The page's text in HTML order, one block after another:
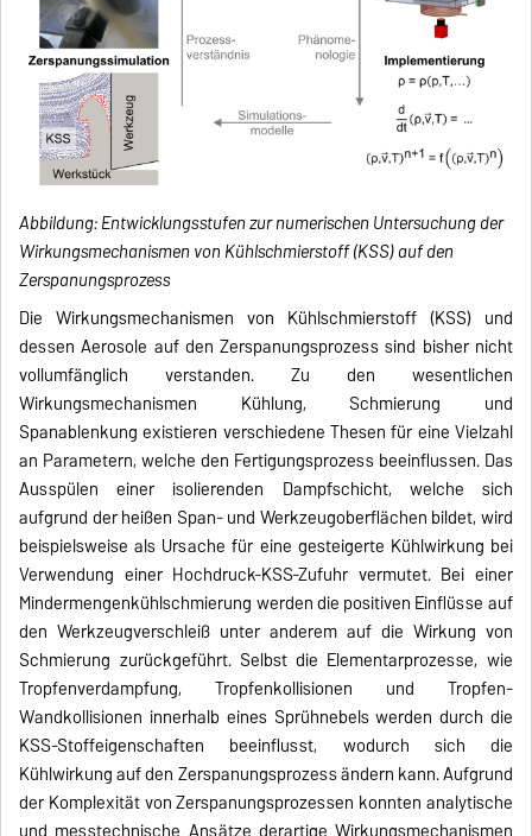
Abbildung: Entwicklungsstufen zur numerischen Untersuchung der
Wirkungsmechanismen von Kühlschmierstoff (KSS) auf den
Zerspanungsprozess
Die Wirkungsmechanismen von Kühlschmierstoff (KSS) und
dessen Aerosole auf den Zerspanungsprozess sind bisher nicht
vollumfänglich verstanden. Zu den wesentlichen
Wirkungsmechanismen Kühlung, Schmierung und
Spanablenkung existieren verschiedene Thesen für eine Vielzahl
an Parametern, welche den Fertigungsprozess beeinflussen. Das
Ausspülen einer isolierenden Dampfschicht, welche sich
aufgrund der heißen Span- und Werkzeugoberflächen bildet, wird
beispielsweise als Ursache für eine gesteigerte Kühlwirkung bei
Verwendung einer Hochdruck‑KSS‑Zufuhr vermutet. Bei einer
Mindermengen­kühlschmierung werden die positiven Einflüsse auf
den Werkzeugverschleiß unter anderem auf die Wirkung von
Schmierung zurückgeführt. Selbst die Elementarprozesse, wie
Tropfenverdampfung, Tropfenkollisionen und Tropfen-
Wandkollisionen innerhalb eines Sprühnebels werden durch die
KSS-Stoffeigenschaften beeinflusst, wodurch sich die
Kühlwirkung auf den Zerspanungsprozess ändern kann. Aufgrund
der Komplexität von Zerspanungsprozessen konnten analytische